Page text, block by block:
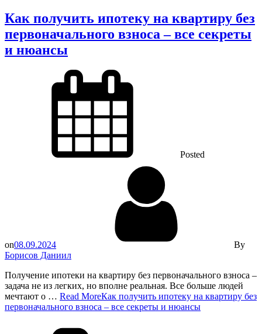
Как получить ипотеку на квартиру без
первоначального взноса – все секреты
и нюансы
Posted
on08.09.2024
By
Борисов Даниил
Получение ипотеки на квартиру без первоначального взноса –
задача не из легких, но вполне реальная. Все больше людей
мечтают о … Read MoreКак получить ипотеку на квартиру без
первоначального взноса – все секреты и нюансы